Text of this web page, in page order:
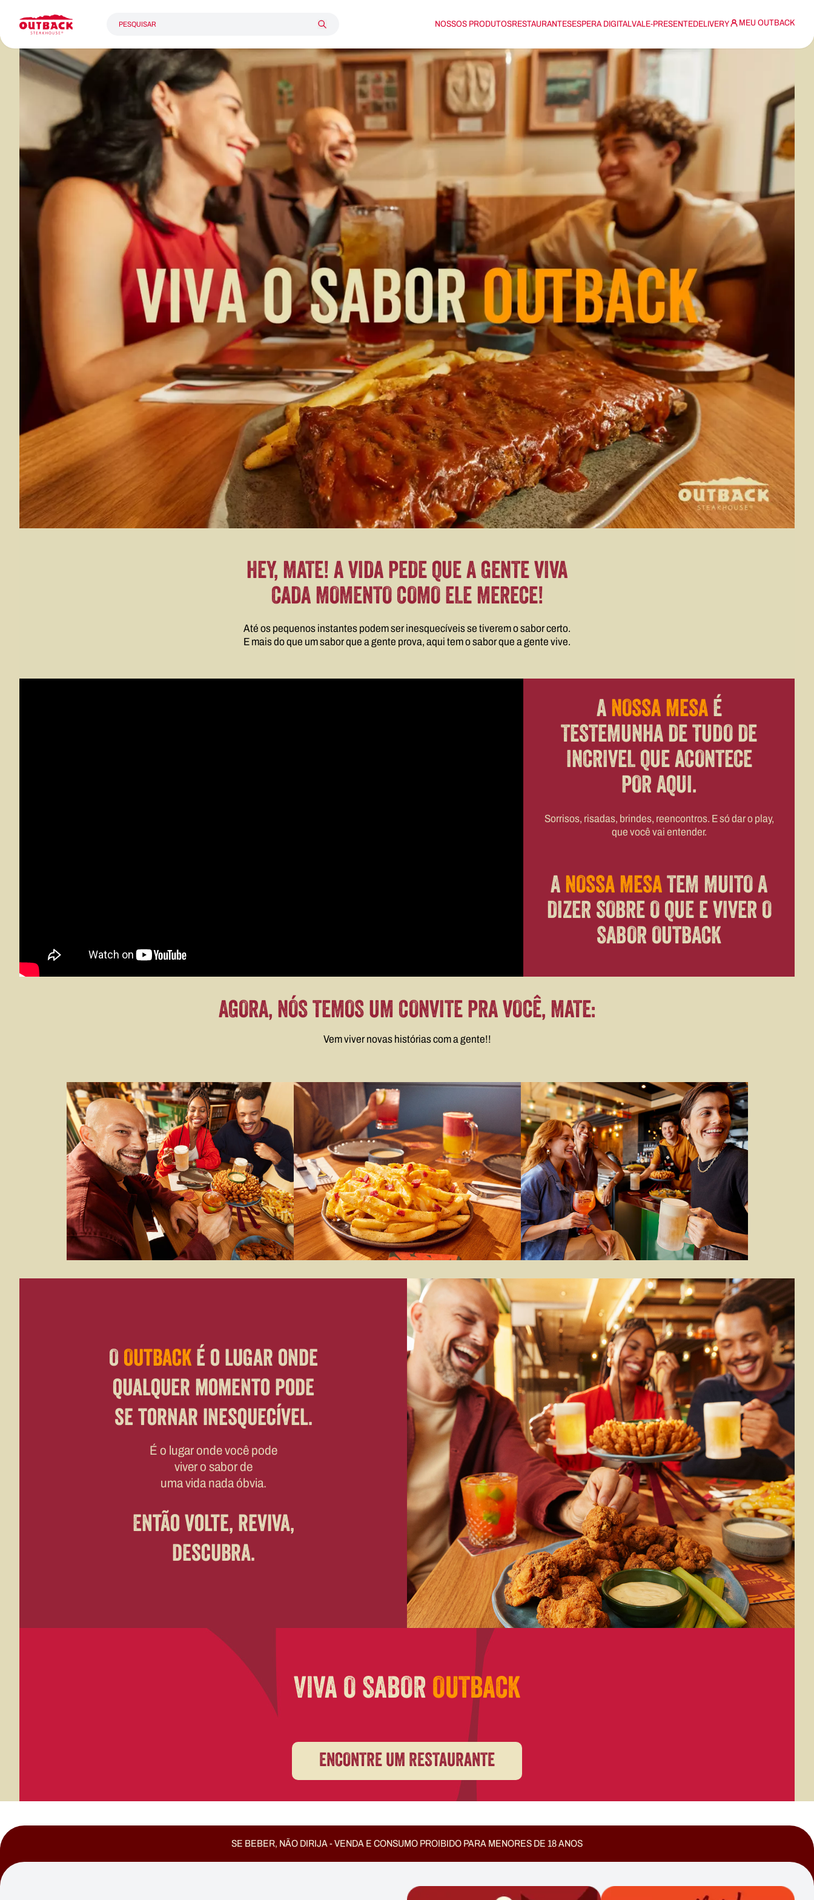
NOSSOS PRODUTOSRESTAURANTESESPERA DIGITALVALE-PRESENTEDELIVERY MEU OUTBACK
HEY, MATE! A VIDA PEDE QUE A GENTE VIVA
CADA MOMENTO COMO ELE MERECE!
Até os pequenos instantes podem ser inesquecíveis se tiverem o sabor certo.
E mais do que um sabor que a gente prova, aqui tem o sabor que a gente vive.
ANOSSA MESAÉ
TESTEMUNHA DE TUDO DE
INCRIVEL QUE ACONTECE
POR AQUI.
Sorrisos, risadas, brindes, reencontros. E só dar o play,
que você vai entender.
ANOSSA MESATEM MUITO A
DIZER SOBRE O QUE E VIVER O
SABOR OUTBACK
AGORA, NÓS TEMOS UM CONVITE PRA VOCÊ, MATE:
Vem viver novas histórias com a gente!!
OOutbacké o lugar onde
qualquer momento pode
se tornar inesquecível.
É o lugar onde você pode
viver o sabor de
uma vida nada óbvia.
Então volte, reviva,
descubra.
VIVA O SABOROUTBACK
ENCONTRE UM RESTAURANTE
SE BEBER, NÃO DIRIJA - VENDA E CONSUMO PROIBIDO PARA MENORES DE 18 ANOS